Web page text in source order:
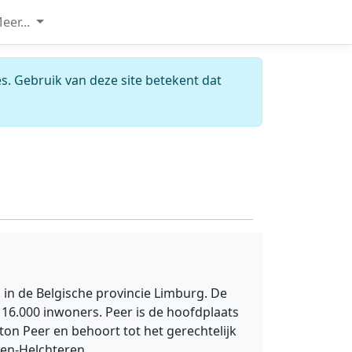
Gebruik van deze site betekent dat
in de Belgische provincie Limburg. De
inwoners. Peer is de hoofdplaats
Peer en behoort tot het gerechtelijk